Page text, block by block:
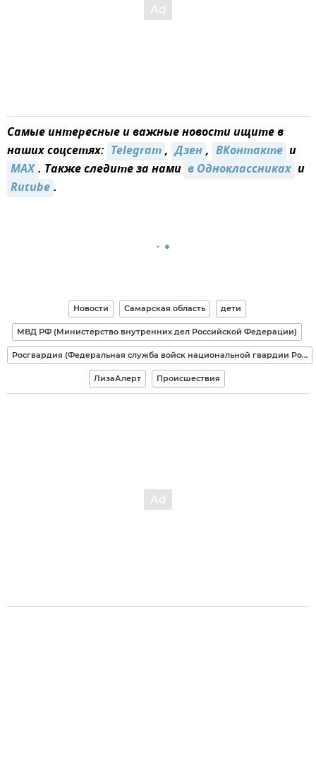
Самые интересные и важные новости ищите в
наших соцсетях: Telegram, Дзен, ВКонтакте и
MAX. Также следите за нами в Одноклассниках и
Rutube.
Новости Самарская область дети
МВД РФ (Министерство внутренних дел Российской Федерации)
Росгвардия (Федеральная служба войск национальной гвардии Российской Федерации)
ЛизаАлерт Происшествия